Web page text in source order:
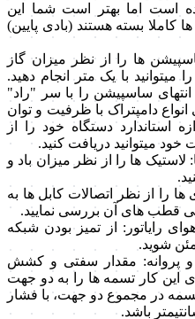
است اما بهتر است شما این
بسته هستند (بادی پایین)
ها را از نظر میزان گاز
میتوانید با یک متر انجام دهید.
ساسپیشن را با سر "راد"
انواع دامپتراک با ظرفیت و توان
استاندارد دستگاه خود را از
میتوانید دریافت کنید.
ها را از نظر میزان باد و
ها را از نظر اتصالات کابل ها به
قطب های آن بررسی نمایید.
رایاتور: از تمیز بودن شبکه
شوید.
پروانه: مقدار سفتی و کشش
این کار تسمه ها را به دو جهت
در مجموع دو جهت، با فشار